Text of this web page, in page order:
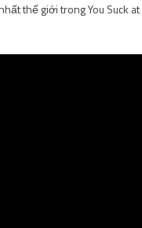
thế giới trong You Suck